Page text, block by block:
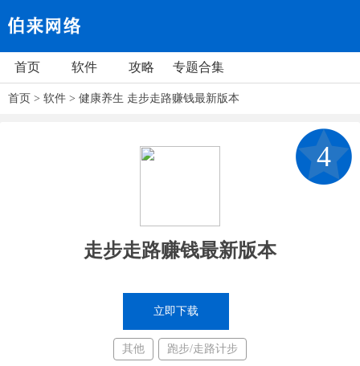
首页 软件 攻略 专题合集
首页 > 软件 > 健康养生 走步走路赚钱最新版本
4
走步走路赚钱最新版本
立即下载
其他 跑步/走路计步